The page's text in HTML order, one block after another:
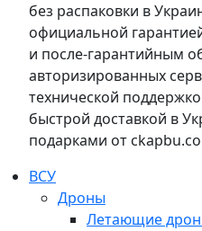
без распаковки в
официальной
и после-гарантийным
авторизированных
технической
быстрой доставкой в
подарками от
ВСУ
Дроны
Летающие